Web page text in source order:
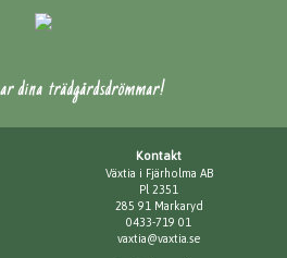
dina trädgårdsdrömmar!
Kontakt
Växtia i Fjärholma AB
Pl 2351
285 91 Markaryd
0433-719 01
vaxtia@vaxtia.se